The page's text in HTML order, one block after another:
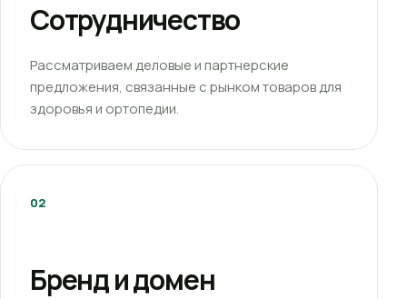
Сотрудничество
Рассматриваем деловые и партнерские
предложения, связанные с рынком товаров для
здоровья и ортопедии.
02
Бренд и домен